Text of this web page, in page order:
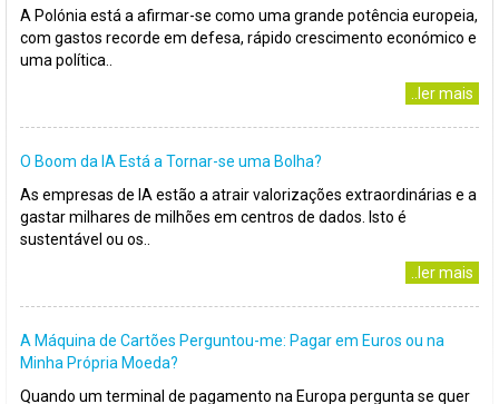
A Polónia está a afirmar-se como uma grande potência europeia,
com gastos recorde em defesa, rápido crescimento económico e
uma política..
..ler mais
O Boom da IA Está a Tornar-se uma Bolha?
As empresas de IA estão a atrair valorizações extraordinárias e a
gastar milhares de milhões em centros de dados. Isto é
sustentável ou os..
..ler mais
A Máquina de Cartões Perguntou-me: Pagar em Euros ou na
Minha Própria Moeda?
Quando um terminal de pagamento na Europa pergunta se quer